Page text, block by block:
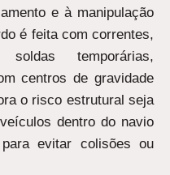
e à manipulação
é feita com correntes,
temporárias,
centros de gravidade
o risco estrutural seja
dentro do navio
evitar colisões ou